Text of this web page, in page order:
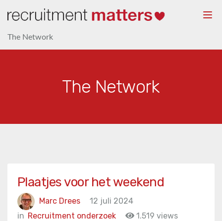
The Network
The Network
Plaatjes voor het weekend
Marc Drees
12 juli 2024
in Recruitment onderzoek
1.519 views